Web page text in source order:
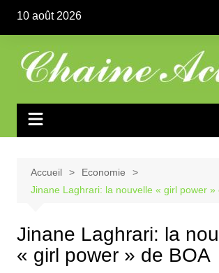
contenu
10 août 2026
Accueil
Economie
Jinane Laghrari: la nouvelle « girl power »
Jinane Laghrari: la
« girl power » de BOA